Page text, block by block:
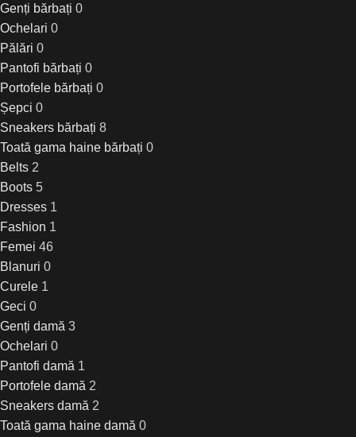
Genți bărbați 0
Ochelari 0
Pălări 0
Pantofi bărbați 0
Portofele bărbați 0
Șepci 0
Sneakers bărbați 8
Toată gama haine bărbați 0
Belts 2
Boots 5
Dresses 1
Fashion 1
Femei 46
Blanuri 0
Curele 1
Geci 0
Genți damă 3
Ochelari 0
Pantofi damă 1
Portofele damă 2
Sneakers damă 2
Toată gama haine damă 0